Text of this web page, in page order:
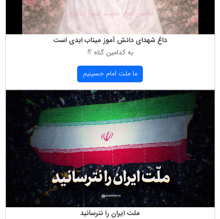
داغ شهدای دانش آموز میناب ابدی است
به كدامین گناه ؟!
ما ملت امام حسینیم
ملت ایران را نترسانید